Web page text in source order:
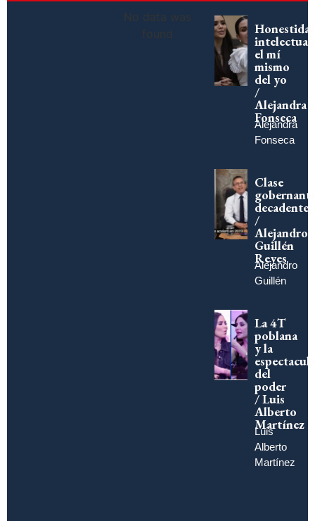
No data was
found
intelectual:
el mí
mismo
del yo
/
Alejandra
Fonseca
Alejandra
Fonseca
Clase
decadente
/
Alejandro
Guillén
Reyes
Alejandro
Guillén
La 4T
poblana
y la
del
poder
/ Luis
Alberto
Martínez
Luis
Alberto
Martínez